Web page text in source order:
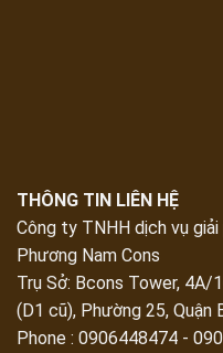
THÔNG TIN LIÊN HỆ
Công ty TNHH dịch vụ
Phương Nam Cons
Trụ Sở: Bcons Tower, 4A/
(D1 cũ), Phường 25, Quận
Phone : 0906448474 -